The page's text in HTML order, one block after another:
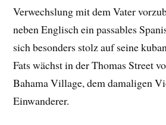
musikalische Talent seines Sohnes
Entwicklung an den Instrumenten.
sich Fats junior ab dem sechsten
am Klavier, mit 13 Jahren steigt er
Trompete und Tenorsaxophon.